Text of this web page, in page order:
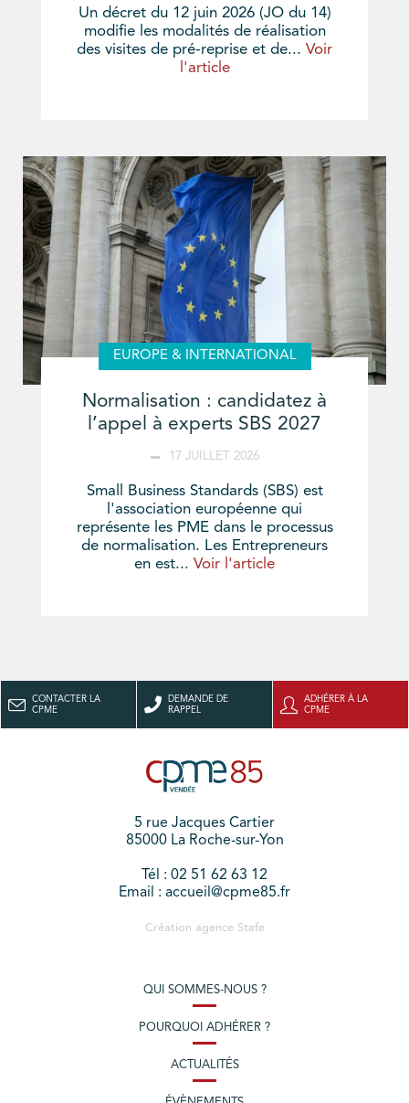
Un décret du 12 juin 2026 (JO du 14)
modifie les modalités de réalisation
des visites de pré-reprise et de... Voir
l'article
EUROPE & INTERNATIONAL
Normalisation : candidatez à
l’appel à experts SBS 2027
17 JUILLET 2026
Small Business Standards (SBS) est
l'association européenne qui
représente les PME dans le processus
de normalisation. Les Entrepreneurs
en est... Voir l'article
CONTACTER LA
CPME
DEMANDE DE
RAPPEL
ADHÉRER À LA
CPME
5 rue Jacques Cartier
85000 La Roche-sur-Yon
Tél : 02 51 62 63 12
Email : accueil@cpme85.fr
Création agence Stafe
QUI SOMMES-NOUS ?
POURQUOI ADHÉRER ?
ACTUALITÉS